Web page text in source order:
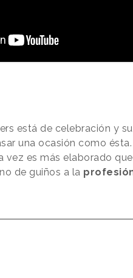
está de celebración y
una ocasión como
vez es más elaborado
de guiños a la